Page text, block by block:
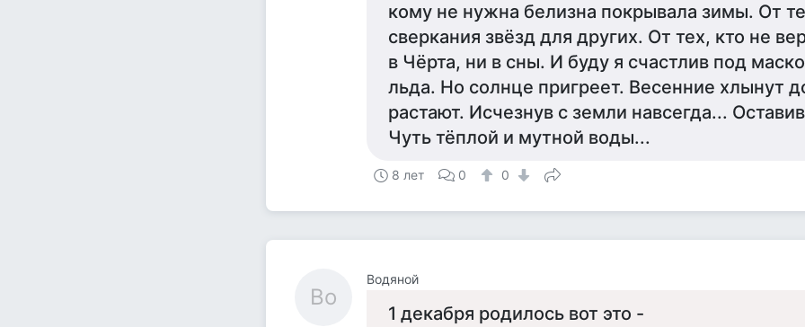
кому не нужна белизна покрывала зимы. От
сверкания звёзд для других. От тех, кто не
в Чёрта, ни в сны. И буду я счастлив под
льда. Но солнце пригреет. Весенние хлынут
растают. Исчезнув с земли навсегда...
Чуть тёплой и мутной воды...
8 лет 0 0
Во
Водяной
1 декабря родилось вот это -